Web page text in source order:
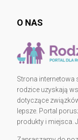
O NAS
Strona internetowa
rodzice uzyskają
dotyczące
lepsze. Portal
produkty i miejsca.